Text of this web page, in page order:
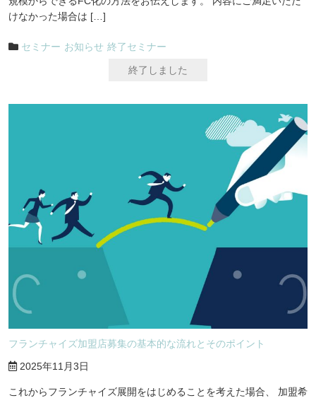
けなかった場合は […]
セミナー お知らせ 終了セミナー
終了しました
フランチャイズ加盟店募集の基本的な流れとそのポイント
2025年11月3日
これからフランチャイズ展開をはじめることを考えた場合、 加盟希